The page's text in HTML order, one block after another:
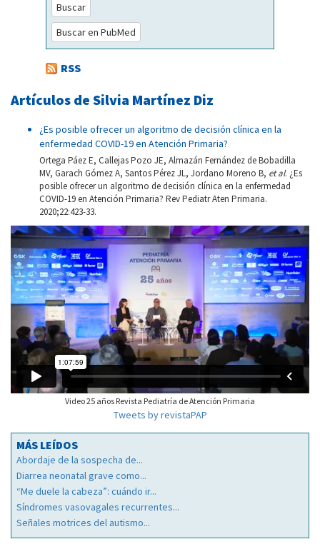
Buscar
Buscar en PubMed
RSS
Artículos de Silvia Martínez Diz
¿Es posible ofrecer un algoritmo de decisión clínica en la
enfermedad COVID-19 en Atención Primaria?
Ortega Páez E, Callejas Pozo JE, Almazán Fernández de Bobadilla
MV, Garach Gómez A, Santos Pérez JL, Jordano Moreno B, et al. ¿Es
posible ofrecer un algoritmo de decisión clínica en la enfermedad
COVID-19 en Atención Primaria? Rev Pediatr Aten Primaria.
2020;22:423-33.
Video 25 años Revista Pediatría de Atención Primaria
Tweets by revistaPAP
MÁS LEÍDOS
Abordaje de la sospecha de...
Diarrea neonatal grave como...
“Me duele la cabeza”: cuándo ir...
Síndromes vasovagales recurrentes...
Señales motrices del autismo...